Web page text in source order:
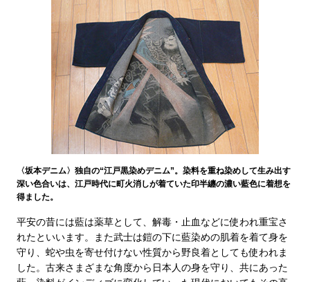
Salon de GRANDGRIS
ール／酒
おすすめカタ
BOGARD
BOGARD July
RUGLOG 2026
ジャケット
〈坂本デニム〉独自の“江戸黒染めデニム”。染料を重ね染めして生み出す
深い色合いは、江戸時代に町火消しが着ていた印半纏の濃い藍色に着想を
得ました。
平安の昔には藍は薬草として、解毒・止血などに使われ重宝さ
れたといいます。また武士は鎧の下に藍染めの肌着を着て身を
守り、蛇や虫を寄せ付けない性質から野良着としても使われま
した。古来さまざまな角度から日本人の身を守り、共にあった